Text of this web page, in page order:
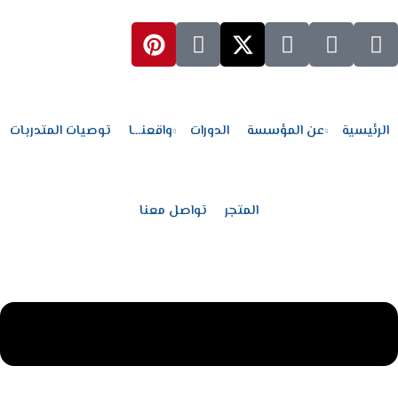
الرئيسية عن المؤسسة الدورات واقعنـــا توصيات المتدربات
المتجر تواصل معنا
Sign in
Sign up
Don’t have an account?
Remember me
Lost your password?